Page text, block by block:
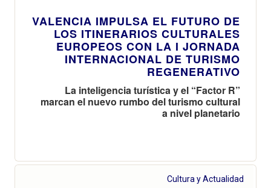
VALENCIA IMPULSA EL FUTURO DE
LOS ITINERARIOS CULTURALES
EUROPEOS CON LA I JORNADA
INTERNACIONAL DE TURISMO
REGENERATIVO
La inteligencia turística y el “Factor R”
marcan el nuevo rumbo del turismo cultural
a nivel planetario
Cultura y Actualidad